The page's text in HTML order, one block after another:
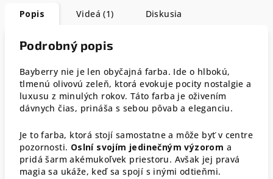
Popis Videá (1) Diskusia
Podrobný popis
Bayberry nie je len obyčajná farba. Ide o hlbokú,
tlmenú olivovú zeleň, ktorá evokuje pocity nostalgie a
luxusu z minulých rokov. Táto farba je oživením
dávnych čias, prináša s sebou pôvab a eleganciu.
Je to farba, ktorá stojí samostatne a môže byť v centre
pozornosti. Oslní svojím jedinečným výzorom a
pridá šarm akémukoľvek priestoru. Avšak jej pravá
magia sa ukáže, keď sa spojí s inými odtieňmi.